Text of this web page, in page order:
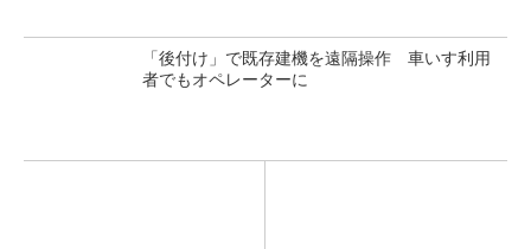
「後付け」で既存建機を遠隔操作 車いす利用
者でもオペレーターに